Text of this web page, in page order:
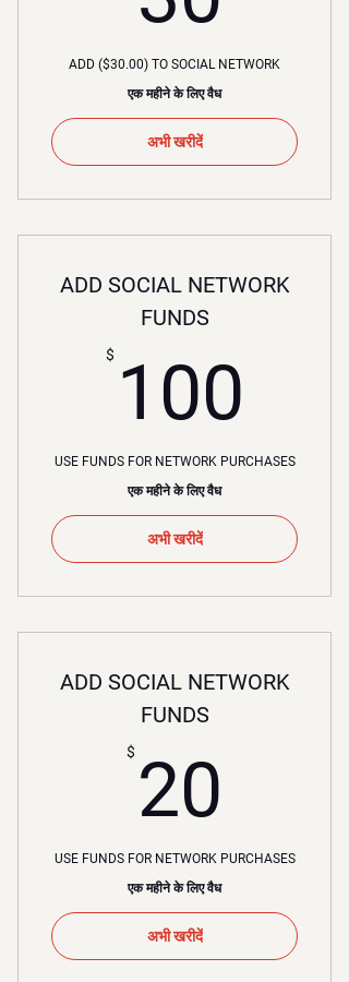
ADD ($30.00) TO SOCIAL NETWORK
एक महीने के लिए वैध
अभी खरीदें
ADD SOCIAL NETWORK
FUNDS
$ 100
USE FUNDS FOR NETWORK PURCHASES
एक महीने के लिए वैध
अभी खरीदें
ADD SOCIAL NETWORK
FUNDS
$ 20
USE FUNDS FOR NETWORK PURCHASES
एक महीने के लिए वैध
अभी खरीदें